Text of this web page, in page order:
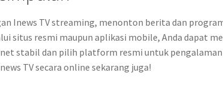
Inews TV streaming, menonton berita dan
situs resmi maupun aplikasi mobile, Anda dapat
stabil dan pilih platform resmi untuk
TV secara online sekarang juga!